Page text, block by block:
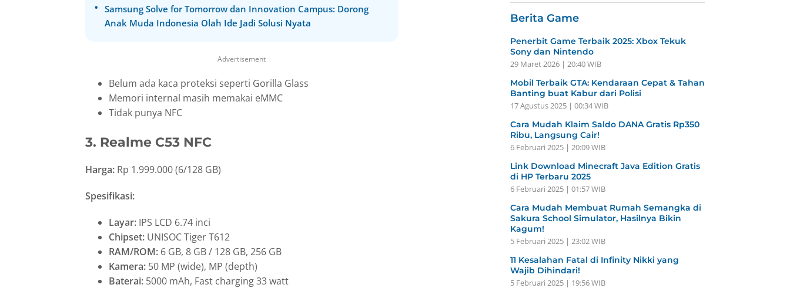
Samsung Solve for Tomorrow dan Innovation Campus: Dorong
Anak Muda Indonesia Olah Ide Jadi Solusi Nyata
Advertisement
Belum ada kaca proteksi seperti Gorilla Glass
Memori internal masih memakai eMMC
Tidak punya NFC
3. Realme C53 NFC
Harga: Rp 1.999.000 (6/128 GB)
Spesifikasi:
Layar: IPS LCD 6.74 inci
Chipset: UNISOC Tiger T612
RAM/ROM: 6 GB, 8 GB / 128 GB, 256 GB
Kamera: 50 MP (wide), MP (depth)
Baterai: 5000 mAh, Fast charging 33 watt
Berita Game
Penerbit Game Terbaik 2025: Xbox Tekuk
Sony dan Nintendo
29 Maret 2026 | 20:40 WIB
Mobil Terbaik GTA: Kendaraan Cepat & Tahan
Banting buat Kabur dari Polisi
17 Agustus 2025 | 00:34 WIB
Cara Mudah Klaim Saldo DANA Gratis Rp350
Ribu, Langsung Cair!
6 Februari 2025 | 20:09 WIB
Link Download Minecraft Java Edition Gratis
di HP Terbaru 2025
6 Februari 2025 | 01:57 WIB
Cara Mudah Membuat Rumah Semangka di
Sakura School Simulator, Hasilnya Bikin
Kagum!
5 Februari 2025 | 23:02 WIB
11 Kesalahan Fatal di Infinity Nikki yang
Wajib Dihindari!
5 Februari 2025 | 19:56 WIB